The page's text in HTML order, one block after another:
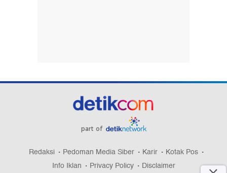
part of
Redaksi Pedoman Media Siber Karir
Kotak Pos
Info Iklan
Privacy Policy Disclaimer